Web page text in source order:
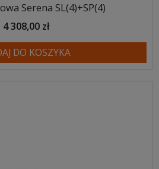
Serena SL(4)+SP(4)
4 308,00 zł
DO KOSZYKA